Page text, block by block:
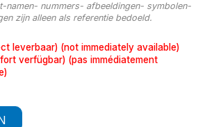
namen- nummers- afbeeldingen- symbolen-
zijn alleen als referentie bedoeld.
leverbaar) (not immediately available)
verfügbar) (pas immédiatement